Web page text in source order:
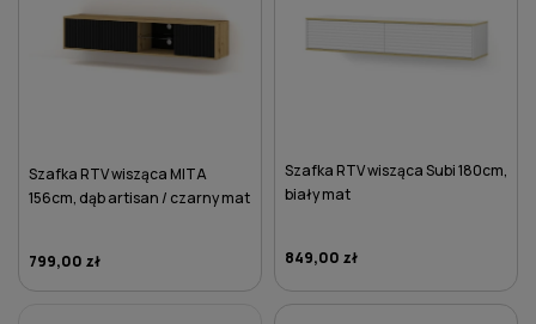
Szafka RTV wisząca MITA
156cm, dąb artisan / czarny mat
799,00 zł
Szafka RTV wisząca Subi 180cm,
biały mat
849,00 zł